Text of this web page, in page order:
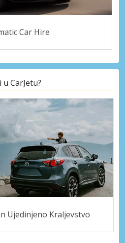
Car Hire
CarJetu?
Ujedinjeno Kraljevstvo